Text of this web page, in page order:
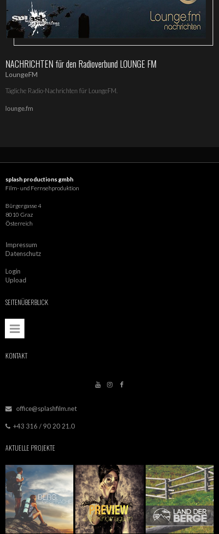
NACHRICHTEN für den Radioverbund LOUNGE FM
LoungeFM
Tägliche Radio-Nachrichten für LoungeFM.
lounge.fm
splash productions gmbh
Film- und Fernsehproduktion
Bürgergasse 4
8010 Graz
Österreich
Impressum
Datenschutz
Login
Upload
SEITENÜBERBLICK
KONTAKT
  
 office@splashfilm.net
 +43 316 / 90 20 21.0
AKTUELLE PROJEKTE